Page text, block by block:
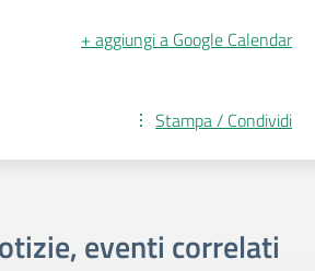
+ aggiungi a Google Calendar
Stampa / Condividi
eventi correlati